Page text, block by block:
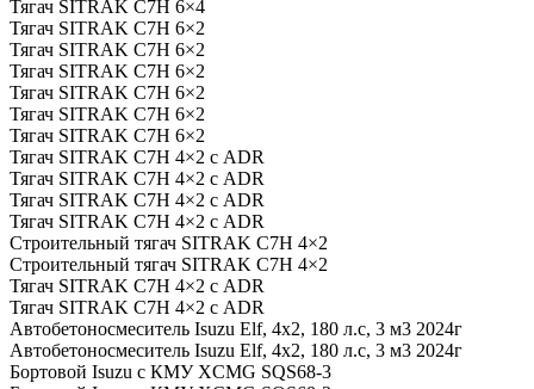
Тягач SITRAK C7H 6×4
Тягач SITRAK C7H 6×2
Тягач SITRAK C7H 6×2
Тягач SITRAK C7H 6×2
Тягач SITRAK C7H 6×2
Тягач SITRAK C7H 6×2
Тягач SITRAK C7H 6×2
Тягач SITRAK C7H 4×2 с ADR
Тягач SITRAK C7H 4×2 с ADR
Тягач SITRAK C7H 4×2 с ADR
Тягач SITRAK C7H 4×2 с ADR
Строительный тягач SITRAK C7H 4×2
Строительный тягач SITRAK C7H 4×2
Тягач SITRAK C7H 4×2 с ADR
Тягач SITRAK C7H 4×2 с ADR
Автобетоносмеситель Isuzu Elf, 4х2, 180 л.с, 3 м3 2024г
Автобетоносмеситель Isuzu Elf, 4х2, 180 л.с, 3 м3 2024г
Бортовой Isuzu с КМУ XCMG SQS68-3